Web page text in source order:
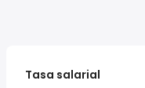
Tasa salarial